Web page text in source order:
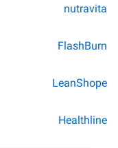
nutravita
FlashBurn
LeanShope
Healthline